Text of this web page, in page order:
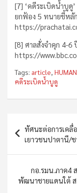
[7] ‘คดีระเบิดน้ำบูดู
ยกฟ้อง 5 ทนายชี้หลั
https://
[8] ศาลสั่งจำคุก 4-6
https://
Tags: article,
คดีระเบิดน้ำบูดู
Post
navigation
ทัศนะต่อการเคลื่
เยาวชนปาตานี/
กอ.รมน.ภาค4
พัฒนาชายแดนใต้ ส